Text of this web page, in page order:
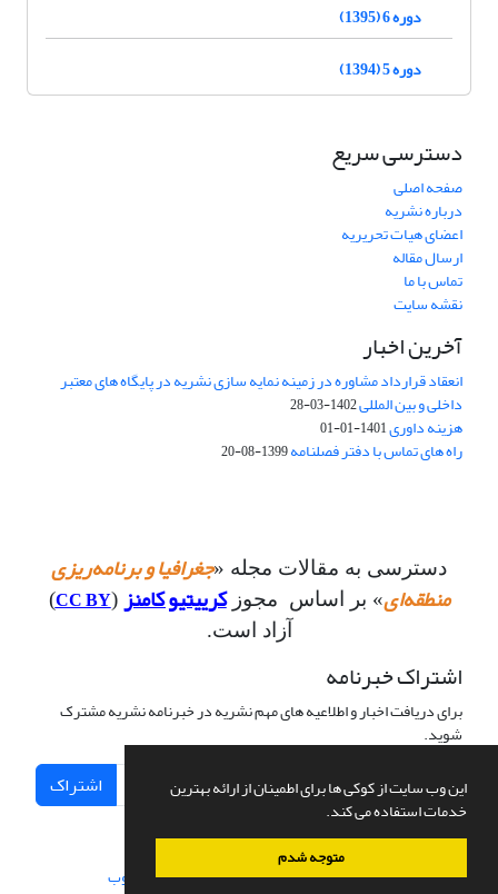
این وب سایت از کوکی ها برای اطمینان از ارائه بهترین
خدمات استفاده می کند.
متوجه شدم
دوره 6 (1395)
دوره 5 (1394)
دسترسی سریع
صفحه اصلی
درباره نشریه
اعضای هیات تحریریه
ارسال مقاله
تماس با ما
نقشه سایت
آخرین اخبار
انعقاد قرارداد مشاوره در زمینه نمایه سازی نشریه در پایگاه های معتبر
داخلی و بین المللی1402-03-28
هزینه داوری1401-01-01
راه های تماس با دفتر فصلنامه1399-08-20
دسترسی به مقالات مجله «جغرافیا و برنامه‌ریزی
منطقه‌ای» بر اساس مجوزکرییتیو کامنز (
CC BY
)
آزاد است.
اشتراک خبرنامه
برای دریافت اخبار و اطلاعیه های مهم نشریه در خبرنامه نشریه مشترک
شوید.
اشتراک
سامانه مدیریت نشریات علمی.طراحی و پیاده سازی از سیناوب